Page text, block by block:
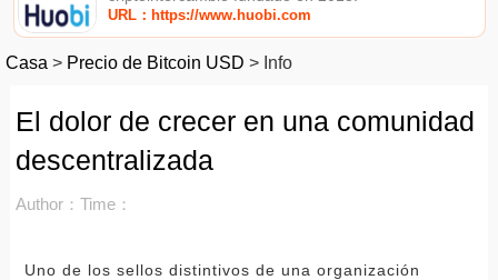
URL：https://www.huobi.com
Casa > Precio de Bitcoin USD > Info
El dolor de crecer en una comunidad
descentralizada
Author： Time：
Uno de los sellos distintivos de una organización